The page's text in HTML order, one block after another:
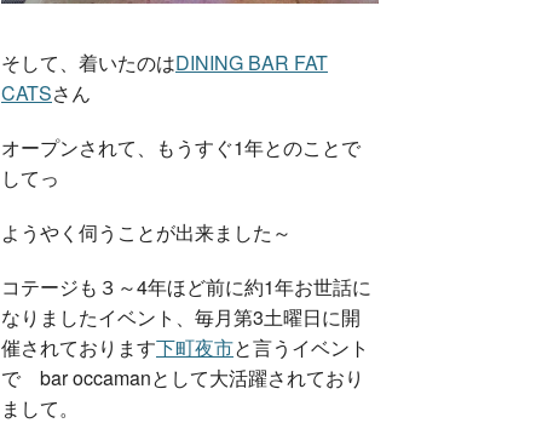
そして、着いたのはDINING BAR FAT
CATSさん
オープンされて、もうすぐ1年とのことで
してっ
ようやく伺うことが出来ました～
コテージも３～4年ほど前に約1年お世話に
なりましたイベント、毎月第3土曜日に開
催されております下町夜市と言うイベント
で bar occamanとして大活躍されており
まして。